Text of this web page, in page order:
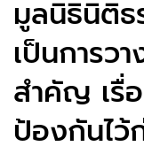
มูลนิธินิติ
เป็นการว
สำคัญ เรื่
ป้องกันไว้